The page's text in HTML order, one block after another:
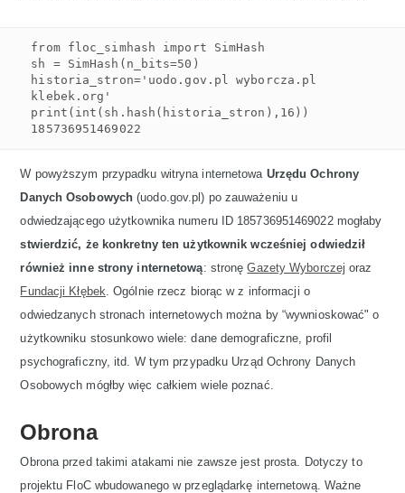
from floc_simhash import SimHash
sh = SimHash(n_bits=50)
historia_stron='uodo.gov.pl wyborcza.pl
klebek.org'
print(int(sh.hash(historia_stron),16))
185736951469022
W powyższym przypadku witryna internetowa Urzędu Ochrony
Danych Osobowych (uodo.gov.pl) po zauważeniu u
odwiedzającego użytkownika numeru ID 185736951469022 mogłaby
stwierdzić, że konkretny ten użytkownik wcześniej odwiedził
również inne strony internetową: stronęGazety Wyborczej oraz
Fundacji Kłębek . Ogólnie rzecz biorąc w z informacji o
odwiedzanych stronach internetowych można by “wywnioskować" o
użytkowniku stosunkowo wiele: dane demograficzne, profil
psychograficzny, itd. W tym przypadku Urząd Ochrony Danych
Osobowych mógłby więc całkiem wiele poznać.
Obrona
Obrona przed takimi atakami nie zawsze jest prosta. Dotyczy to
projektu FloC wbudowanego w przeglądarkę internetową. Ważne